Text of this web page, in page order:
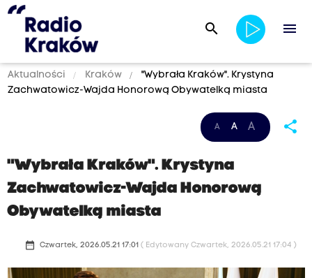
search menu
Aktualności Kraków
"Wybrała Kraków". Krystyna
Zachwatowicz-Wajda Honorową Obywatelką miasta
A A A share
"Wybrała Kraków". Krystyna
Zachwatowicz-Wajda Honorową
Obywatelką miasta
date_range Czwartek, 2026.05.21 17:01 ( Edytowany Czwartek, 2026.05.21 17:04 )